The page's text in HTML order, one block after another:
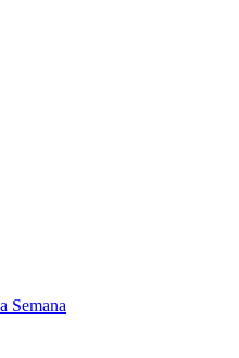
Semana